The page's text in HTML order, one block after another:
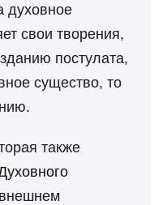
духовное
свои творения,
постулата,
существо, то
также